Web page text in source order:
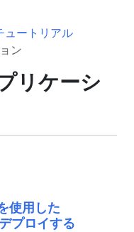
ュートリアル
ン
リケーシ
用した
プロイする